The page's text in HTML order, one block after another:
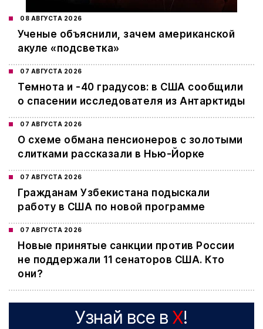
08 АВГУСТА 2026
Ученые объяснили, зачем американской
акуле «подсветка»
07 АВГУСТА 2026
Темнота и -40 градусов: в США сообщили
о спасении исследователя из Антарктиды
07 АВГУСТА 2026
О схеме обмана пенсионеров с золотыми
слитками рассказали в Нью-Йорке
07 АВГУСТА 2026
Гражданам Узбекистана подыскали
работу в США по новой программе
07 АВГУСТА 2026
Новые принятые санкции против России
не поддержали 11 сенаторов США. Кто
они?
Узнай все в X!